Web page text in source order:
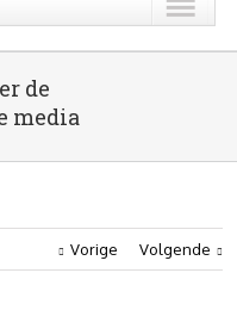
de
media
Vorige Volgende